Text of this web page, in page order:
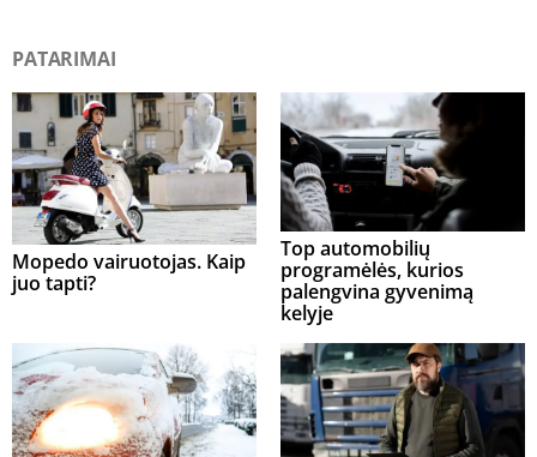
PATARIMAI
Mopedo vairuotojas. Kaip
juo tapti?
Top automobilių
programėlės, kurios
palengvina gyvenimą
kelyje